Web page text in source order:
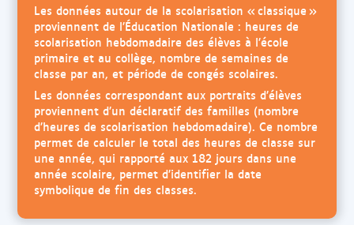
Les données autour de la scolarisation « classique »
proviennent de l’Éducation Nationale : heures de
scolarisation hebdomadaire des élèves à l’école
primaire et au collège, nombre de semaines de
classe par an, et période de congés scolaires.
Les données correspondant aux portraits d’élèves
proviennent d’un déclaratif des familles (nombre
d’heures de scolarisation hebdomadaire). Ce nombre
permet de calculer le total des heures de classe sur
une année, qui rapporté aux 182 jours dans une
année scolaire, permet d’identifier la date
symbolique de fin des classes.